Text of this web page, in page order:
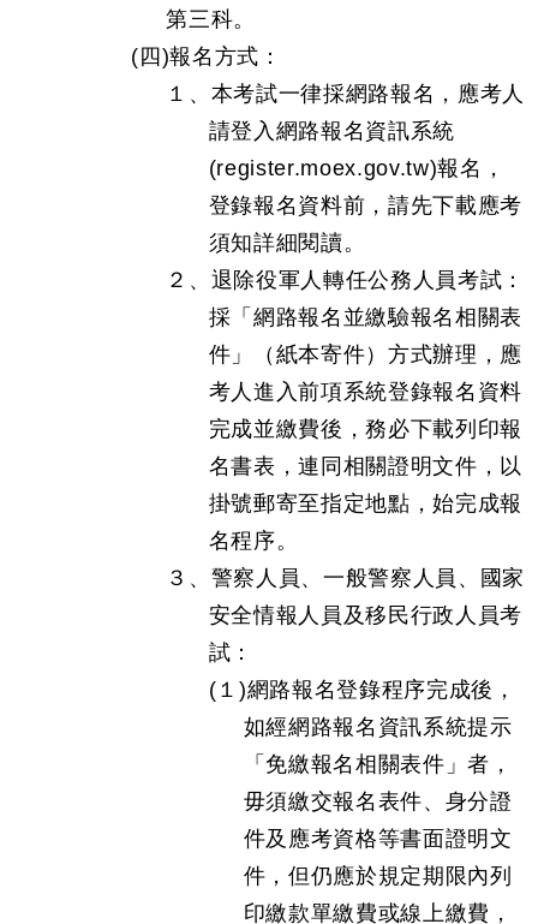
第三科。
(四)報名方式：
１、本考試一律採網路報名，應考人
請登入網路報名資訊系統
(register.moex.gov.tw)報名，
登錄報名資料前，請先下載應考
須知詳細閱讀。
２、退除役軍人轉任公務人員考試：
採「網路報名並繳驗報名相關表
件」（紙本寄件）方式辦理，應
考人進入前項系統登錄報名資料
完成並繳費後，務必下載列印報
名書表，連同相關證明文件，以
掛號郵寄至指定地點，始完成報
名程序。
３、警察人員、一般警察人員、國家
安全情報人員及移民行政人員考
試：
(１)網路報名登錄程序完成後，
如經網路報名資訊系統提示
「免繳報名相關表件」者，
毋須繳交報名表件、身分證
件及應考資格等書面證明文
件，但仍應於規定期限內列
印繳款單繳費或線上繳費，